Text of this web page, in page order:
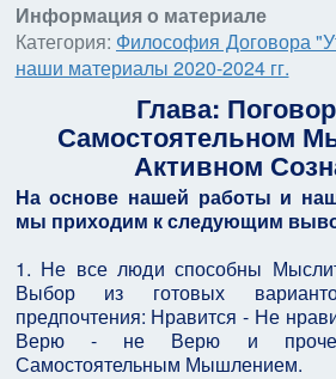
Информация о материале
Категория: Философия Договора
наши материалы 2020-2024 гг.
Глава:
Самостоятельном
Активном
На основе нашей работы и
мы приходим к следующим
1. Не все люди способны
Выбор из готовых
предпочтения: Нравится - Не
Верю - не Верю и
Самостоятельным Мышлением.